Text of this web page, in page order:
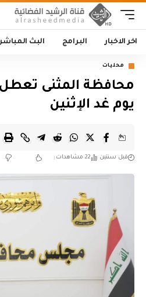
اخر الاخبار البرامج البث المباشر
محليات
محافظة المثنى تعطل
يوم غد الإثنين
قبل سنتين 22 مشاهدات